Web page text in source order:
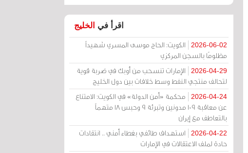
اقرأ في الخليج
2026-06-02
الكويت: الحاج موسى المسري شهيداً
مظلومًا بالسجن المركزي
2026-04-29
الإمارات تنسحب من أوبك في ضربة قوية
لتحالف منتجي النفط وسط خلافات بين دول الخليج
2026-04-24
محكمة «أمن الدولة» في الكويت: الامتناع
عن معاقبة 109 مدونين وتبرئة 9 وحبس 18 متهماً
بالتعاطف مع إيران
2026-04-22
استهداف طائفي بغطاء أمني .. انتقادات
حادة لملف الاعتقالات في الإمارات